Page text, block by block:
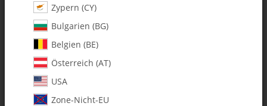
121-6 m3 x 75 Threaded Control Rod - Pack of 2
$ 4.70
inkl. 19% USt. , zzgl.
Auswahl Steuerzone / Lieferland
Zypern (CY)
Bulgarien (BG)
Belgien (BE)
Österreich (AT)
USA
Zone-Nicht-EU